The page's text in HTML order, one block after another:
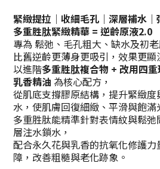
緊緻提拉｜收細毛孔｜深層補水｜
多重胜肽緊緻精華 = 逆齡原液2.0
專為 鬆弛、毛孔粗大、缺水及初老
比舊逆齡更薄身更吸引 ，效果更顯
以進階多重胜肽複合物 + 改用四
乳香精油 為核心配方，
從肌底支撐膠原結構，提升緊緻
水，使肌膚回復細緻、平滑與飽滿
多重胜肽能精準針對表情紋與鬆
層注水鎖水，
配合永久花與乳香的抗氧化修護
障，改善粗糙與老化跡象。